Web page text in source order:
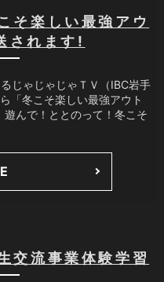
そ楽しい最強アウ
されます!
じゃじゃじゃＴＶ（IBC岩手
「冬こそ楽しい最強アウト
遊んで！ととのって！冬こそ
交流事業体験学習